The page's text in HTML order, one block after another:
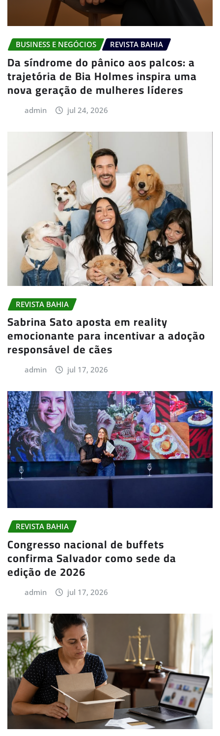
BUSINESS E NEGÓCIOS REVISTA BAHIA
Da síndrome do pânico aos palcos: a
trajetória de Bia Holmes inspira uma
nova geração de mulheres líderes
admin jul 24, 2026
REVISTA BAHIA
Sabrina Sato aposta em reality
emocionante para incentivar a adoção
responsável de cães
admin jul 17, 2026
REVISTA BAHIA
Congresso nacional de buffets
confirma Salvador como sede da
edição de 2026
admin jul 17, 2026